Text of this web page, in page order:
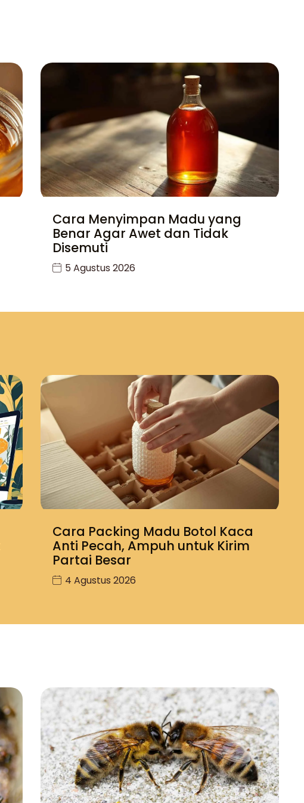
Cara Menyimpan Madu yang
Benar Agar Awet dan Tidak
Disemuti
5 Agustus 2026
Cara Packing Madu Botol Kaca
Anti Pecah, Ampuh untuk Kirim
Partai Besar
4 Agustus 2026